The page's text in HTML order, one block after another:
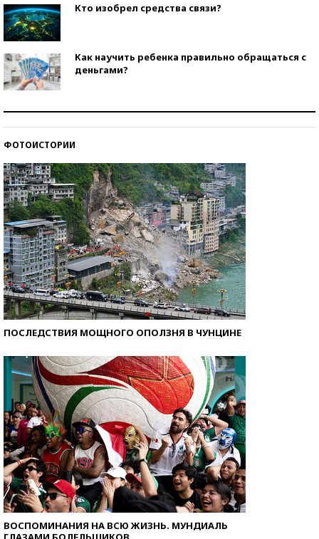
Кто изобрел средства связи?
Как научить ребенка правильно обращаться с
деньгами?
ФОТОИСТОРИИ
ПОСЛЕДСТВИЯ МОЩНОГО ОПОЛЗНЯ В ЧУНЦИНЕ
ВОСПОМИНАНИЯ НА ВСЮ ЖИЗНЬ. МУНДИАЛЬ